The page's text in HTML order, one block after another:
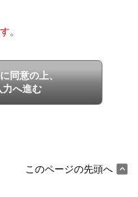
。
同意の上、
力へ進む
このページの先頭へ